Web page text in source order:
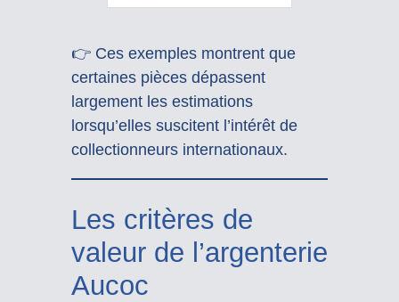
👉 Ces exemples montrent que
certaines pièces dépassent
largement les estimations
lorsqu’elles suscitent l’intérêt de
collectionneurs internationaux.
Les critères de
valeur de l’argenterie
Aucoc